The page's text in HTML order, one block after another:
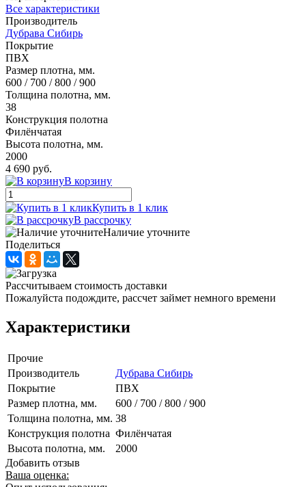
Все характеристики
Производитель
Дубрава Сибирь
Покрытие
ПВХ
Размер плотна, мм.
600 / 700 / 800 / 900
Толщина полотна, мм.
38
Конструкция полотна
Филёнчатая
Высота полотна, мм.
2000
4 690 руб.
В корзину
Купить в 1 клик
В рассрочку
Наличие уточните
Поделиться
Рассчитываем стоимость доставки
Пожалуйста подождите, рассчет займет немного времени
Характеристики
Прочие
Производитель
Дубрава Сибирь
Покрытие
ПВХ
Размер плотна, мм.
600 / 700 / 800 / 900
Толщина полотна, мм. 38
Конструкция полотна Филёнчатая
Высота полотна, мм.
2000
Добавить отзыв
Ваша оценка: